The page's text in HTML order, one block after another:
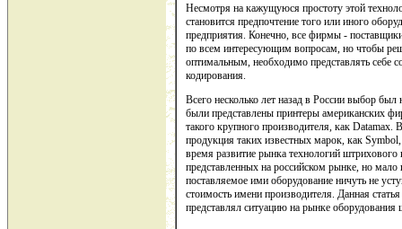
Несмотря на кажущуюся простоту этой
становится предпочтение того или иного
предприятия. Конечно, все фирмы -
по всем интересующим вопросам, но чтобы
оптимальным, необходимо представлять себе
кодирования.
Всего несколько лет назад в России выбор
были представлены принтеры американских
такого крупного производителя, как
продукция таких известных марок, как
время развитие рынка технологий
представленных на российском рынке, но
поставляемое ими оборудование ничуть не
стоимость имени производителя. Данная
представлял ситуацию на рынке